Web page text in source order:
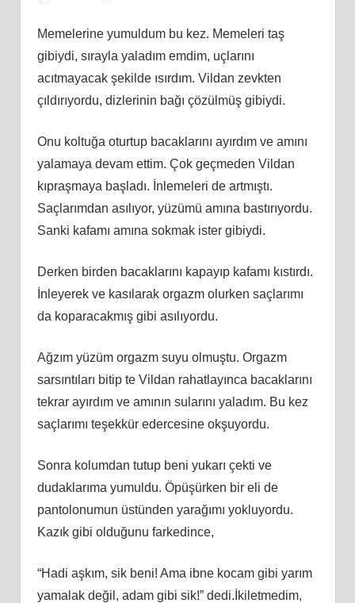
Memelerine yumuldum bu kez. Memeleri taş
gibiydi, sırayla yaladım emdim, uçlarını
acıtmayacak şekilde ısırdım. Vildan zevkten
çıldırıyordu, dizlerinin bağı çözülmüş gibiydi.
Onu koltuğa oturtup bacaklarını ayırdım ve amını
yalamaya devam ettim. Çok geçmeden Vildan
kıpraşmaya başladı. İnlemeleri de artmıştı.
Saçlarımdan asılıyor, yüzümü amına bastırıyordu.
Sanki kafamı amına sokmak ister gibiydi.
Derken birden bacaklarını kapayıp kafamı kıstırdı.
İnleyerek ve kasılarak orgazm olurken saçlarımı
da koparacakmış gibi asılıyordu.
Ağzım yüzüm orgazm suyu olmuştu. Orgazm
sarsıntıları bitip te Vildan rahatlayınca bacaklarını
tekrar ayırdım ve amının sularını yaladım. Bu kez
saçlarımı teşekkür edercesine okşuyordu.
Sonra kolumdan tutup beni yukarı çekti ve
dudaklarıma yumuldu. Öpüşürken bir eli de
pantolonumun üstünden yarağımı yokluyordu.
Kazık gibi olduğunu farkedince,
“Hadi aşkım, sik beni! Ama ibne kocam gibi yarım
yamalak değil, adam gibi sik!” dedi.İkiletmedim,